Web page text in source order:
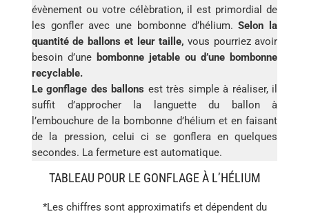
évènement ou votre célèbration, il est primordial de
les gonfler avec une bombonne d’hélium.Selon la
quantité de ballons et leur taille, vous pourriez avoir
besoin d’une bombonne jetable ou d’une bombonne
recyclable.
Le gonflage des ballons est très simple à réaliser, il
suffit d’approcher la languette du ballon à
l’embouchure de la bombonne d’hélium et en faisant
de la pression, celui ci se gonflera en quelques
secondes. La fermeture est automatique.
TABLEAU POUR LE GONFLAGE À L’HÉLIUM
*Les chiffres sont approximatifs et dépendent du